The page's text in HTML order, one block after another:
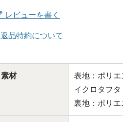
レビューを書く
返品特約について
素材
表地：ポリ
イクロタフタ
裏地：ポリエ